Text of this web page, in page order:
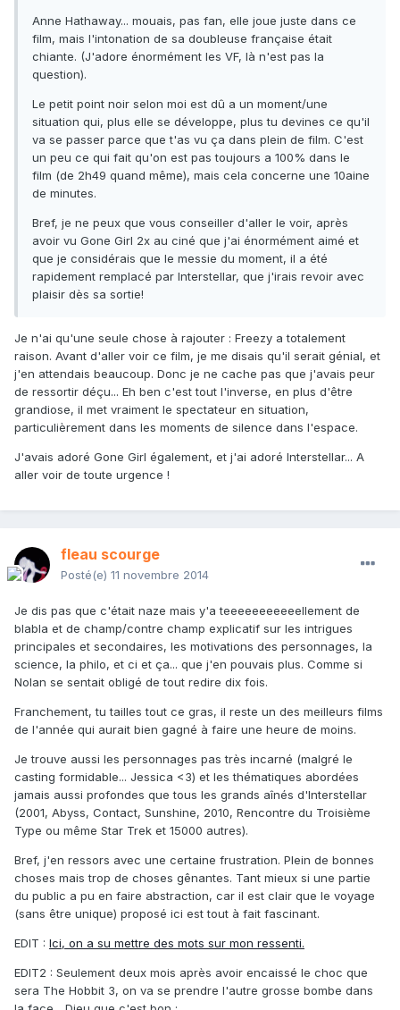
Anne Hathaway... mouais, pas fan, elle joue juste dans ce
film, mais l'intonation de sa doubleuse française était
chiante. (J'adore énormément les VF, là n'est pas la
question).
Le petit point noir selon moi est dû a un moment/une
situation qui, plus elle se développe, plus tu devines ce qu'il
va se passer parce que t'as vu ça dans plein de film. C'est
un peu ce qui fait qu'on est pas toujours a 100% dans le
film (de 2h49 quand même), mais cela concerne une 10aine
de minutes.
Bref, je ne peux que vous conseiller d'aller le voir, après
avoir vu Gone Girl 2x au ciné que j'ai énormément aimé et
que je considérais que le messie du moment, il a été
rapidement remplacé par Interstellar, que j'irais revoir avec
plaisir dès sa sortie!
Je n'ai qu'une seule chose à rajouter : Freezy a totalement
raison. Avant d'aller voir ce film, je me disais qu'il serait génial, et
j'en attendais beaucoup. Donc je ne cache pas que j'avais peur
de ressortir déçu... Eh ben c'est tout l'inverse, en plus d'être
grandiose, il met vraiment le spectateur en situation,
particulièrement dans les moments de silence dans l'espace.
J'avais adoré Gone Girl également, et j'ai adoré Interstellar... A
aller voir de toute urgence !
fleau scourge
Posté(e) 11 novembre 2014
Je dis pas que c'était naze mais y'a teeeeeeeeeeellement de
blabla et de champ/contre champ explicatif sur les intrigues
principales et secondaires, les motivations des personnages, la
science, la philo, et ci et ça... que j'en pouvais plus. Comme si
Nolan se sentait obligé de tout redire dix fois.
Franchement, tu tailles tout ce gras, il reste un des meilleurs films
de l'année qui aurait bien gagné à faire une heure de moins.
Je trouve aussi les personnages pas très incarné (malgré le
casting formidable... Jessica <3) et les thématiques abordées
jamais aussi profondes que tous les grands aînés d'Interstellar
(2001, Abyss, Contact, Sunshine, 2010, Rencontre du Troisième
Type ou même Star Trek et 15000 autres).
Bref, j'en ressors avec une certaine frustration. Plein de bonnes
choses mais trop de choses gênantes. Tant mieux si une partie
du public a pu en faire abstraction, car il est clair que le voyage
(sans être unique) proposé ici est tout à fait fascinant.
EDIT : Ici, on a su mettre des mots sur mon ressenti.
EDIT2 : Seulement deux mois après avoir encaissé le choc que
sera The Hobbit 3, on va se prendre l'autre grosse bombe dans